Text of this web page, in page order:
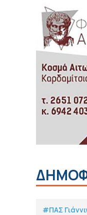
#ΠΑΣ